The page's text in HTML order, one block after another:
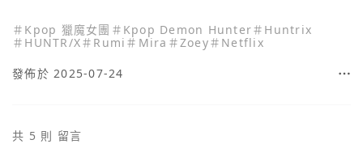
＃ Kpop 獵魔女團 ＃ Kpop Demon Hunter＃ Huntrix
＃ HUNTR/X＃ Rumi ＃ Mira ＃Zoey＃ Netflix
發佈於 2025-07-24
共 5 則 留言